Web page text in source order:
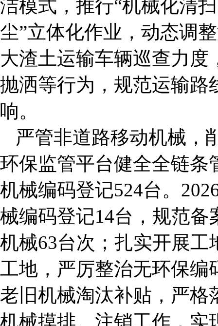
洁模式，推行“机械化清
尘”立体化作业，动态调
大渣土运输车辆巡查力
抛洒等行为，规范运输路
响。
严管非道路移动机械，
环保监管平台健全全链条
机械编码登记524台。
械编码登记14台，规范
机械63台次；扎实开展
工地，严厉整治无环保编
老旧机械淘汰补贴，严格
机械摸排、注销工作，实